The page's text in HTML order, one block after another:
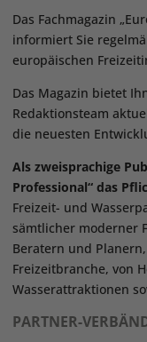
Das Fachmagazin
informiert Sie
europäischen
Das Magazin bietet
Redaktionsteam
die neuesten
Als zweisprachige
Professional“ das
Freizeit- und
sämtlicher moderner
Beratern und
Freizeitbranche, von
Wasserattraktionen
PARTNER-